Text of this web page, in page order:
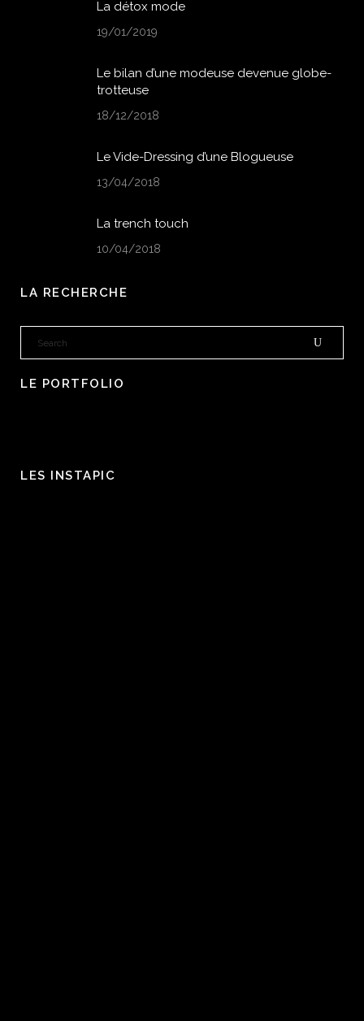
La détox mode
19/01/2019
Le bilan d’une modeuse devenue globe-
trotteuse
18/12/2018
Le Vide-Dressing d’une Blogueuse
13/04/2018
La trench touch
10/04/2018
LA RECHERCHE
LE PORTFOLIO
LES INSTAPIC